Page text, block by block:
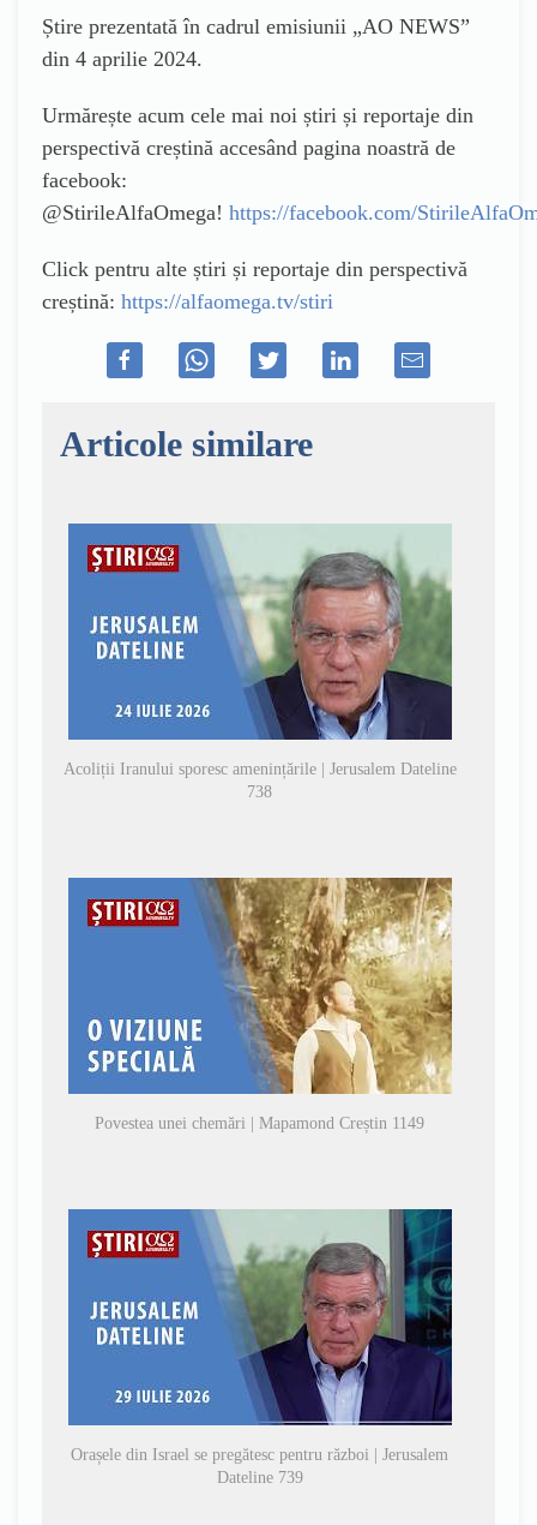
Știre prezentată în cadrul emisiunii „AO NEWS”
din 4 aprilie 2024.
Urmărește acum cele mai noi știri și reportaje din
perspectivă creștină accesând pagina noastră de
facebook:
@StirileAlfaOmega! https://facebook.com/
Click pentru alte știri și reportaje din perspectivă
creștină: https://alfaomega.tv/stiri
Articole similare
Acoliții Iranului sporesc amenințările | Jerusalem Dateline
738
Povestea unei chemări | Mapamond Creștin 1149
Orașele din Israel se pregătesc pentru război | Jerusalem
Dateline 739